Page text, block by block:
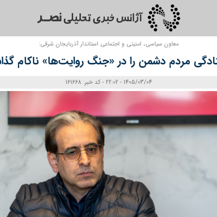
معاون سیاسی، امنیتی و اجتماعی استاندار آذربایجان شرقی:
مردم دشمن را در «جنگ روایت‌ها» ناکام
1405/03/04 - 22:02 - کد خبر: 161668